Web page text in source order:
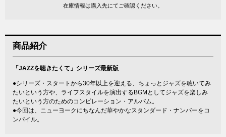
在庫情報は購入先にてご確認ください。
商品紹介
「JAZZを聴きたくて」シリーズ最新版
●シリーズ・スタートから30年以上を迎える、ちょっとジャズを聴いてみ
たいという方や、ライフスタイルを演出するBGMとしてジャズを楽しみ
たいという方のためのコンピレーション・アルバム。
●今回は、ニューヨークにちなんだ華やかなスタンダード・ナンバーをコ
ンパイル。